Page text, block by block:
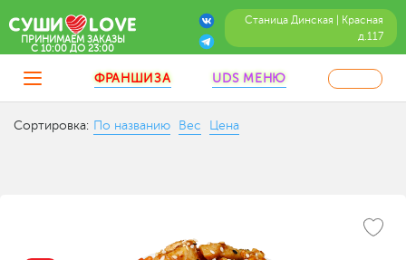
Станица Динская | Красная
д.117
ПРИНИМАЕМ ЗАКАЗЫ
C 10:00 ДО 23:00
ФРАНШИЗА UDS МЕНЮ
Сортировка: По названию Вес Цена